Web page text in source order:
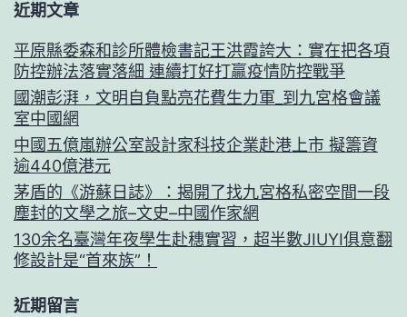
近期文章
平原縣委森和診所體檢書記王洪霞誇大：實在把各項
防控辦法落實落細 連續打好打贏疫情防控戰爭
國潮彭湃，文明自負點亮花費生力軍_到九宮格會議
室中國網
中國五億嵐辦公室設計家科技企業赴港上市 擬籌資
逾440億港元
茅盾的《游蘇日誌》：揭開了找九宮格私密空間一段
塵封的文學之旅–文史–中國作家網
130余名臺灣年夜學生赴穗實習，超半數JIUYI俱意翻
修設計是“首來族”！
近期留言